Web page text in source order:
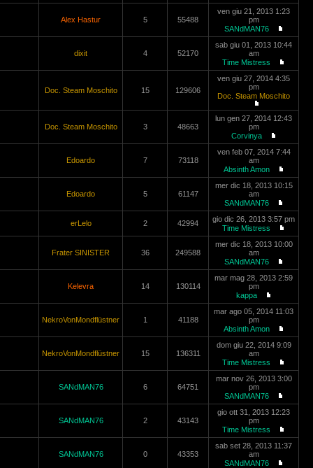
Alex Hastur 5 55488
ven giu 21, 2013 1:23
pm
SANdMAN76
dixit 4 52170
sab giu 01, 2013 10:44
am
Time Mistress
Doc. Steam Moschito 15 129606
ven giu 27, 2014 4:35
pm
Doc. Steam Moschito
Doc. Steam Moschito 3 48663
lun gen 27, 2014 12:43
pm
Corvinya
Edoardo 7 73118
ven feb 07, 2014 7:44
am
Absinth Amon
Edoardo 5 61147
mer dic 18, 2013 10:15
am
SANdMAN76
erLelo 2 42994
gio dic 26, 2013 3:57 pm
Time Mistress
Frater SINISTER 36 249588
mer dic 18, 2013 10:00
am
SANdMAN76
Kelevra 14 130114
mar mag 28, 2013 2:59
pm
kappa
NekroVonMondflüstner 1 41188
mar ago 05, 2014 11:03
pm
Absinth Amon
NekroVonMondflüstner 15 136311
dom giu 22, 2014 9:09
am
Time Mistress
SANdMAN76 6 64751
mar nov 26, 2013 3:00
pm
SANdMAN76
SANdMAN76 2 43143
gio ott 31, 2013 12:23
pm
Time Mistress
SANdMAN76 0 43353
sab set 28, 2013 11:37
am
SANdMAN76